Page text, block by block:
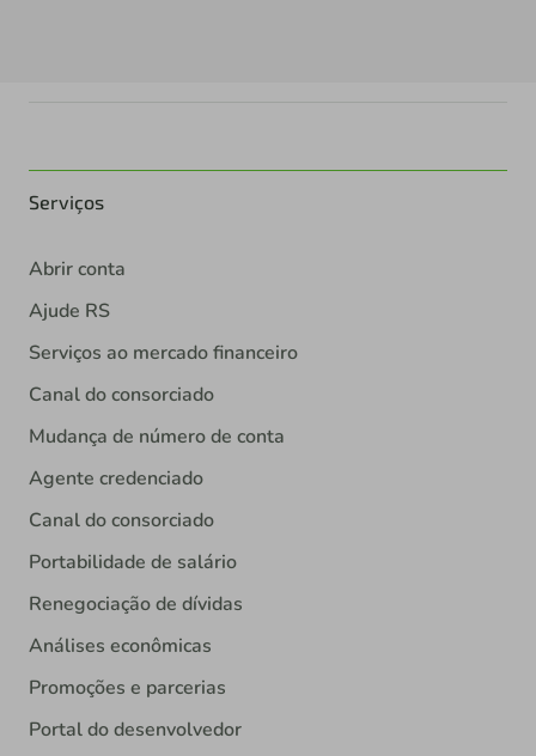
Serviços
Abrir conta
Ajude RS
Serviços ao mercado financeiro
Canal do consorciado
Mudança de número de conta
Agente credenciado
Canal do consorciado
Portabilidade de salário
Renegociação de dívidas
Análises econômicas
Promoções e parcerias
Portal do desenvolvedor